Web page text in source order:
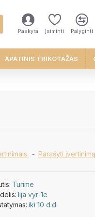
Paskyra Įsiminti Palyginti
APATINIS TRIKOTAŽAS
- Parašyti įvertinimą
Turime
lija vyr-1e
iki 10 d.d.